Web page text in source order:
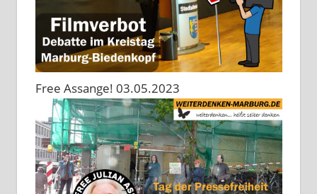
Free Assange! 03.05.2023